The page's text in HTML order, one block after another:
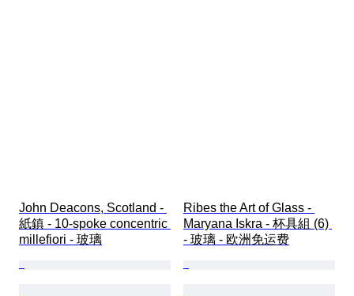
John Deacons, Scotland -
紙鎮 - 10-spoke concentric
millefiori - 玻璃
Ribes the Art of Glass -
Maryana Iskra - 杯具組 (6)
- 玻璃 - 欧洲免运费